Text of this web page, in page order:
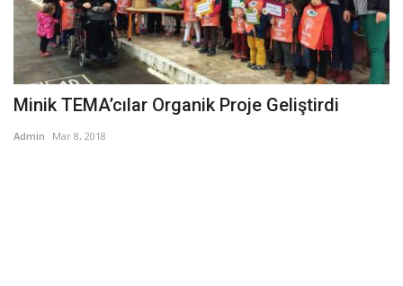
Minik TEMA’cılar Organik Proje Geliştirdi
Admin Mar 8, 2018